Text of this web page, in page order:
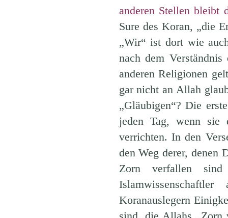
anderen Stellen bleibt
Sure des Koran, „die
„Wir“ ist dort wie
nach dem
anderen Religionen
gar nicht an Allah
„Gläubigen“? Die
jeden Tag, wenn sie
verrichten. In den
den Weg derer, denen
Zorn verfallen
Koranauslegern